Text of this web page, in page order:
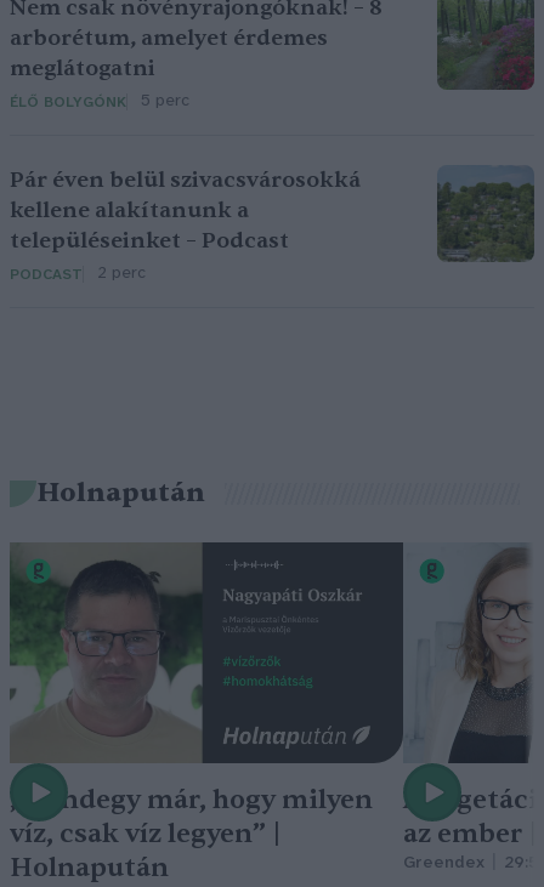
Nem csak növényrajongóknak! – 8
arborétum, amelyet érdemes
meglátogatni
ÉLŐ BOLYGÓNK 5 perc
Pár éven belül szivacsvárosokká
kellene alakítanunk a
településeinket – Podcast
PODCAST 2 perc
Holnapután
„Mindegy már, hogy milyen
víz, csak víz legyen” |
Holnapután
A
az ember
Greendex